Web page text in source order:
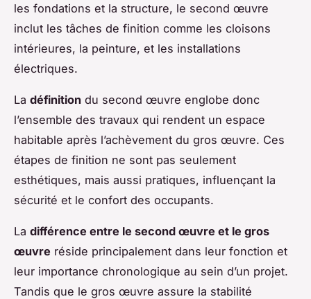
les fondations et la structure, le second œuvre
inclut les tâches de finition comme les cloisons
intérieures, la peinture, et les installations
électriques.
La définition du second œuvre englobe donc
l’ensemble des travaux qui rendent un espace
habitable après l’achèvement du gros œuvre. Ces
étapes de finition ne sont pas seulement
esthétiques, mais aussi pratiques, influençant la
sécurité et le confort des occupants.
La différence entre le second œuvre et le gros
œuvre réside principalement dans leur fonction et
leur importance chronologique au sein d’un projet.
Tandis que le gros œuvre assure la stabilité